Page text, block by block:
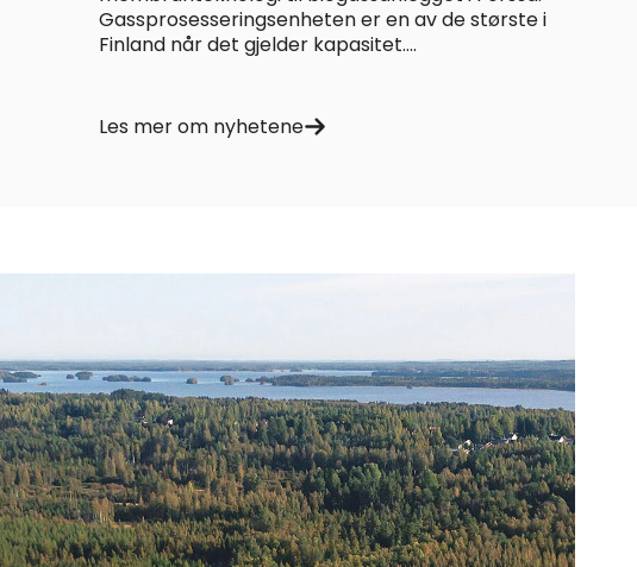
Gassprosesseringsenheten er en av de største i
Finland når det gjelder kapasitet....
Les mer om nyhetene